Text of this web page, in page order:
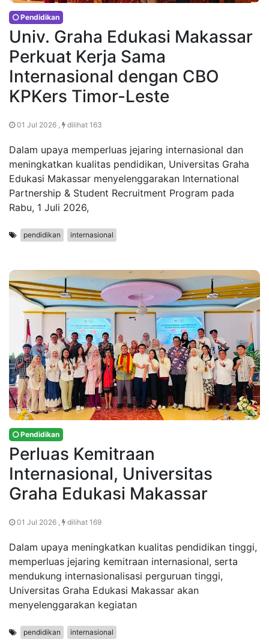
Pendidikan
Univ. Graha Edukasi Makassar
Perkuat Kerja Sama
Internasional dengan CBO
KPKers Timor-Leste
01 Jul 2026 , dilihat 163
Dalam upaya memperluas jejaring internasional dan
meningkatkan kualitas pendidikan, Universitas Graha
Edukasi Makassar menyelenggarakan International
Partnership & Student Recruitment Program pada
Rabu, 1 Juli 2026,
pendidikan internasional
Pendidikan
Perluas Kemitraan
Internasional, Universitas
Graha Edukasi Makassar
01 Jul 2026 , dilihat 169
Dalam upaya meningkatkan kualitas pendidikan tinggi,
memperluas jejaring kemitraan internasional, serta
mendukung internasionalisasi perguruan tinggi,
Universitas Graha Edukasi Makassar akan
menyelenggarakan kegiatan
pendidikan internasional